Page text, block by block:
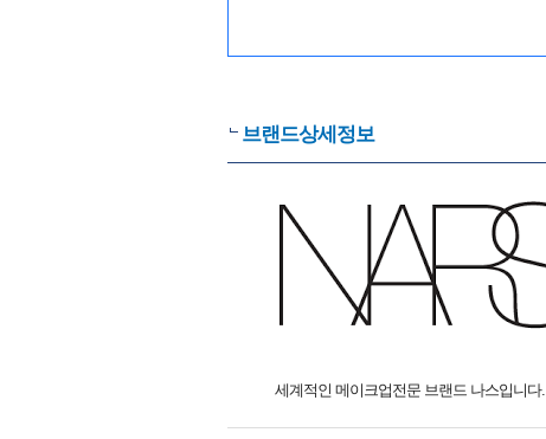
브랜드상세정보
세계적인 메이크업전문 브랜드 나스입니다.